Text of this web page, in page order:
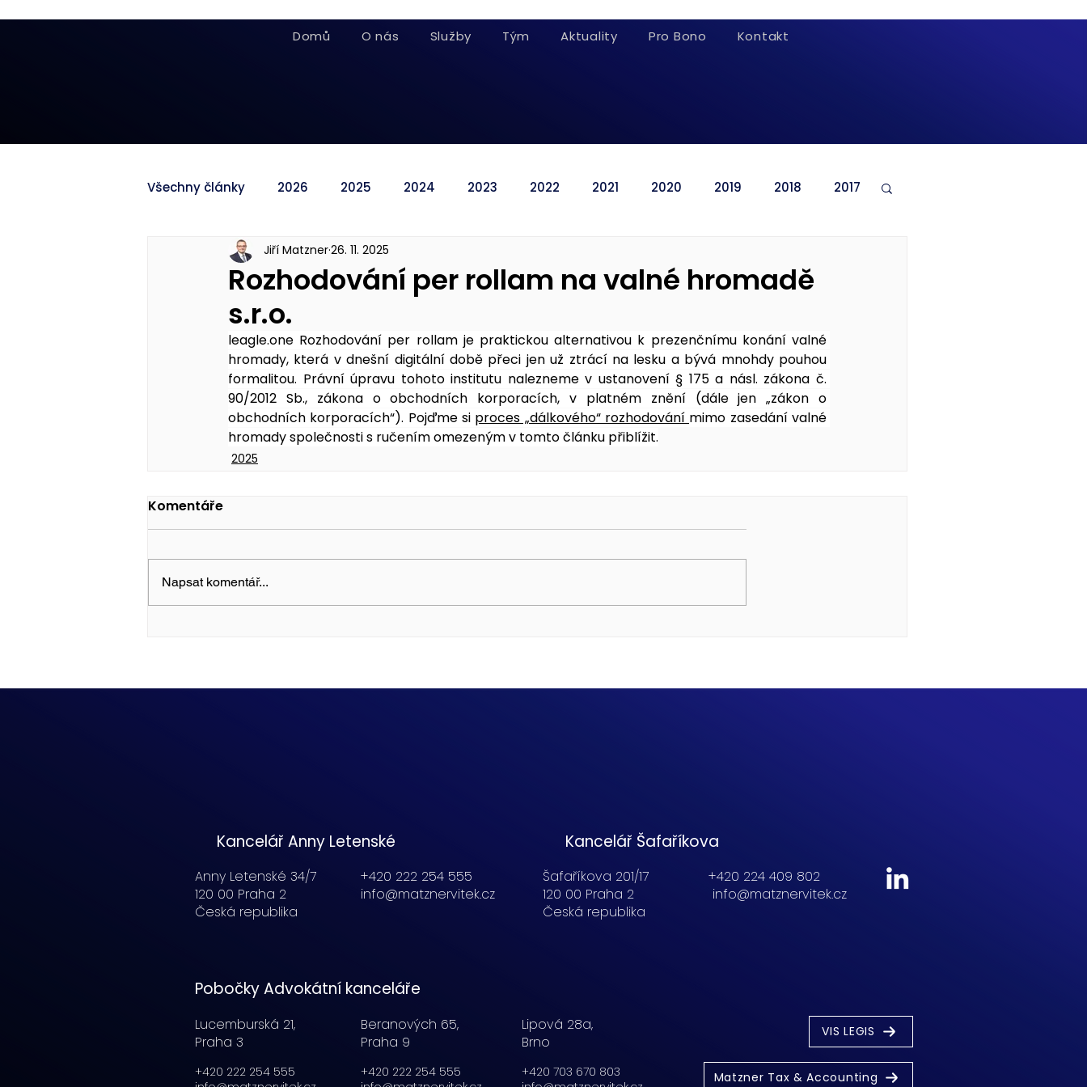
Domů O nás Služby Tým Aktuality Pro Bono Kontakt
Všechny články 2026 2025 2024 2023 2022 2021 2020 2019 2018 2017
Rozhodování per rollam na valné hromadě
s.r.o.
Jiří Matzner26. 11. 2025
leagle.one Rozhodování per rollam je praktickou alternativou k prezenčnímu konání valné
hromady, která v dnešní digitální době přeci jen už ztrácí na lesku a bývá mnohdy pouhou
formalitou. Právní úpravu tohoto institutu nalezneme v ustanovení § 175 a násl. zákona č.
90/2012 Sb., zákona o obchodních korporacích, v platném znění (dále jen „zákon o
obchodních korporacích“). Pojďme si proces „dálkového“ rozhodování mimo zasedání valné
hromady společnosti s ručením omezeným v tomto článku přiblížit.
2025
Komentáře
Napsat komentář...
Kancelář Anny Letenské
Anny Letenské 34/7
120 00 Praha 2
Česká republika
+420 222 254 555
info@matznervitek.cz
Kancelář Šafaříkova
Šafaříkova 201/17
120 00 Praha 2
Česká republika
+420 224 409 802
info@matznervitek.cz
Pobočky Advokátní kanceláře
Lucemburská 21,
Praha 3
+420 222 254 555
Beranových 65,
Praha 9
+420 222 254 555
Lipová 28a,
Brno
+420 703 670 803
VIS LEGIS
Matzner Tax & Accounting